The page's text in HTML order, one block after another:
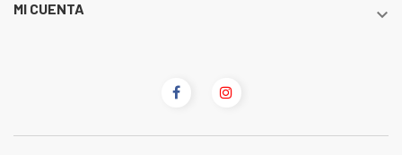
MI CUENTA 